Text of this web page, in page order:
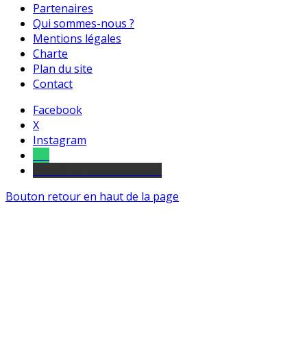
Partenaires
Qui sommes-nous ?
Mentions légales
Charte
Plan du site
Contact
Facebook
X
Instagram
Bouton retour en haut de la page